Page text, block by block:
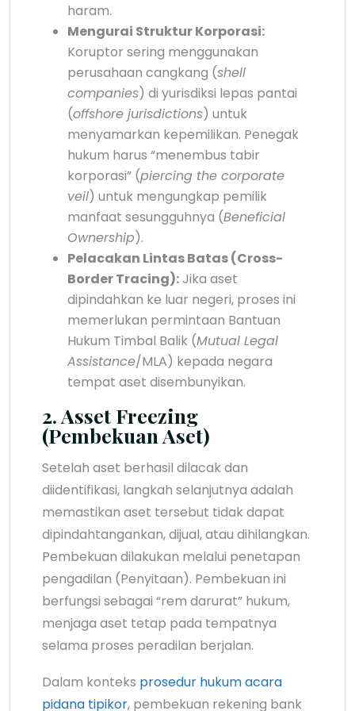
haram.
Mengurai Struktur Korporasi:
Koruptor sering menggunakan
perusahaan cangkang (shell
companies) di yurisdiksi lepas pantai
(offshore jurisdictions) untuk
menyamarkan kepemilikan. Penegak
hukum harus “menembus tabir
korporasi” (piercing the corporate
veil) untuk mengungkap pemilik
manfaat sesungguhnya (Beneficial
Ownership).
Pelacakan Lintas Batas (Cross-
Border Tracing):Jika aset
dipindahkan ke luar negeri, proses ini
memerlukan permintaan Bantuan
Hukum Timbal Balik (Mutual Legal
Assistance/MLA) kepada negara
tempat aset disembunyikan.
2. Asset Freezing
(Pembekuan Aset)
Setelah aset berhasil dilacak dan
diidentifikasi, langkah selanjutnya adalah
memastikan aset tersebut tidak dapat
dipindahtangankan, dijual, atau dihilangkan.
Pembekuan dilakukan melalui penetapan
pengadilan (Penyitaan). Pembekuan ini
berfungsi sebagai “rem darurat” hukum,
menjaga aset tetap pada tempatnya
selama proses peradilan berjalan.
Dalam konteks prosedur hukum acara
pidana tipikor, pembekuan rekening bank